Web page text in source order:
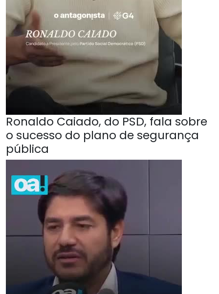
Ronaldo Caiado, do PSD, fala sobre
o sucesso do plano de segurança
pública